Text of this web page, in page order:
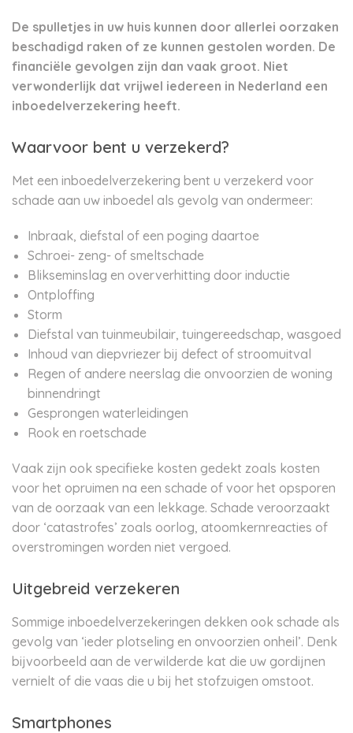
De spulletjes in uw huis kunnen door allerlei oorzaken
beschadigd raken of ze kunnen gestolen worden. De
financiële gevolgen zijn dan vaak groot. Niet
verwonderlijk dat vrijwel iedereen in Nederland een
inboedelverzekering heeft.
Waarvoor bent u verzekerd?
Met een inboedelverzekering bent u verzekerd voor
schade aan uw inboedel als gevolg van ondermeer:
Inbraak, diefstal of een poging daartoe
Schroei- zeng- of smeltschade
Blikseminslag en oververhitting door inductie
Ontploffing
Storm
Diefstal van tuinmeubilair, tuingereedschap, wasgoed
Inhoud van diepvriezer bij defect of stroomuitval
Regen of andere neerslag die onvoorzien de woning
binnendringt
Gesprongen waterleidingen
Rook en roetschade
Vaak zijn ook specifieke kosten gedekt zoals kosten
voor het opruimen na een schade of voor het opsporen
van de oorzaak van een lekkage. Schade veroorzaakt
door ‘catastrofes’ zoals oorlog, atoomkernreacties of
overstromingen worden niet vergoed.
Uitgebreid verzekeren
Sommige inboedelverzekeringen dekken ook schade als
gevolg van ‘ieder plotseling en onvoorzien onheil’. Denk
bijvoorbeeld aan de verwilderde kat die uw gordijnen
vernielt of die vaas die u bij het stofzuigen omstoot.
Smartphones